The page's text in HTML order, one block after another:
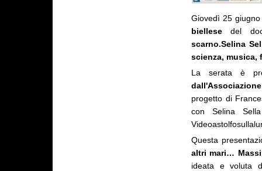
Giovedì 25
biellesedel
scarno.Selina
scienza, musica,
La serata è
progetto di
con Selina
Questa
altri mari…
ideata e voluta